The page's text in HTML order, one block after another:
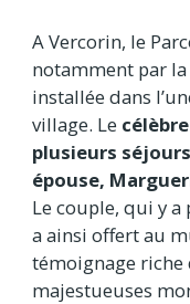
A Vercorin, le
notamment par
installée dans
village. Le
plusieurs
épouse,
Le couple, qui y
a ainsi offert au
témoignage riche
majestueuses